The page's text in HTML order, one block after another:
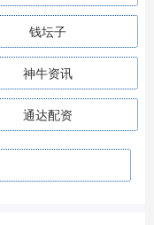
钱坛子
神牛资讯
通达配资